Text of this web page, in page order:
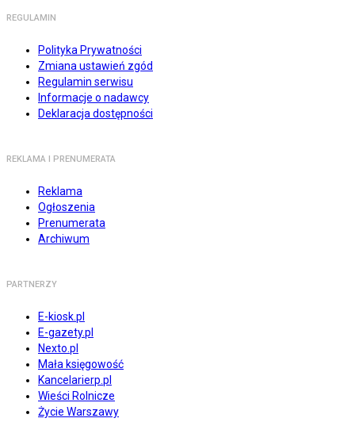
REGULAMIN
Polityka Prywatności
Zmiana ustawień zgód
Regulamin serwisu
Informacje o nadawcy
Deklaracja dostępności
REKLAMA I PRENUMERATA
Reklama
Ogłoszenia
Prenumerata
Archiwum
PARTNERZY
E-kiosk.pl
E-gazety.pl
Nexto.pl
Mała księgowość
Kancelarierp.pl
Wieści Rolnicze
Życie Warszawy